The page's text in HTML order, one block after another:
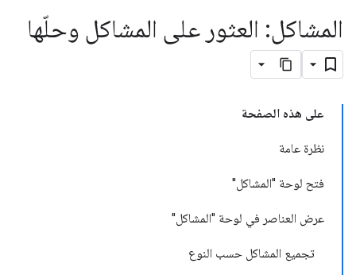
المشاكل: العثور على المشاكل وحلّها
على هذه الصفحة
نظرة عامة
فتح لوحة "المشاكل"
عرض العناصر في لوحة "المشاكل"
تجميع المشاكل حسب النوع